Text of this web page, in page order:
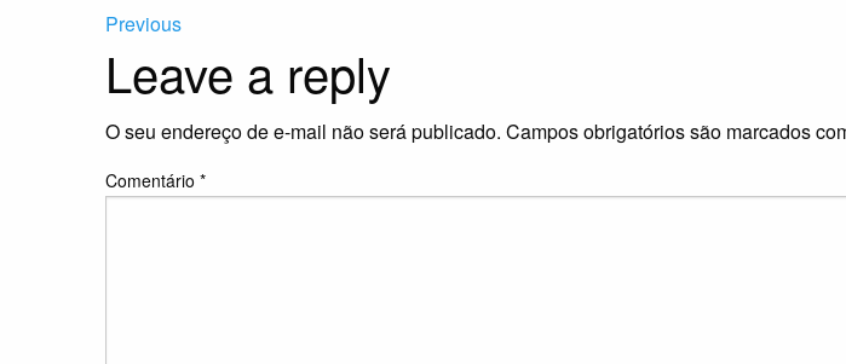
Previous
Leave a reply
O seu endereço de e-mail não será publicado. Campos obrigatórios são marcados
Comentário *